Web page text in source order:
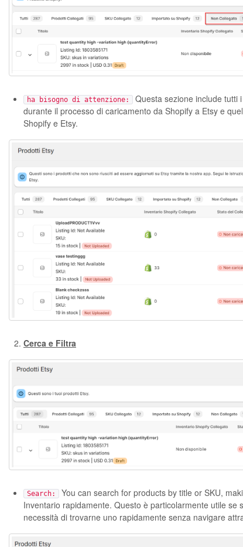
ha bisogno di attenzione: Questa sezione include tutti
durante il processo di caricamento da Shopify a Etsy e
Shopify e Etsy.
Cerca e Filtra
Search: You can search for products by title or SKU,
Inventario rapidamente. Questo è particolarmente utile
necessità di trovarne uno rapidamente senza navigare